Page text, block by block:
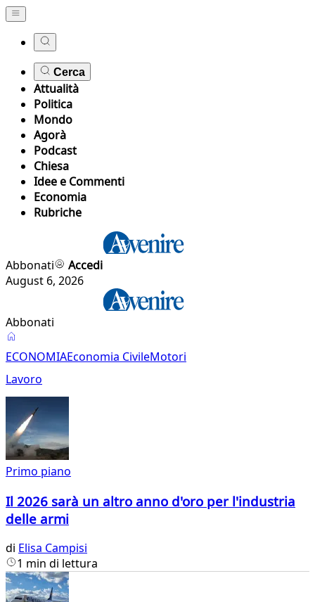
Cerca
Attualità
Politica
Mondo
Agorà
Podcast
Chiesa
Idee e Commenti
Economia
Rubriche
Abbonati
Accedi
August 6, 2026
Abbonati
Economia
ECONOMIAEconomia CivileMotori
Lavoro
Primo piano
Il 2026 sarà un altro anno d'oro per l'industria
delle armi
di Elisa Campisi
1 min di lettura